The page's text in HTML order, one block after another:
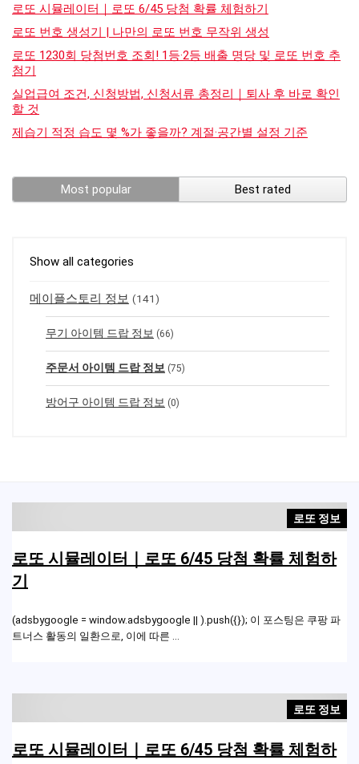
로또 시뮬레이터｜로또 6/45 당첨 확률 체험하기
로또 번호 생성기 | 나만의 로또 번호 무작위 생성
로또 1230회 당첨번호 조회! 1등·2등 배출 명당 및 로또 번호 추
첨기
실업급여 조건, 신청방법, 신청서류 총정리｜퇴사 후 바로 확인
할 것
제습기 적정 습도 몇 %가 좋을까? 계절·공간별 설정 기준
Most popular Best rated
Show all categories
메이플스토리 정보 (141)
무기 아이템 드랍 정보 (66)
주문서 아이템 드랍 정보 (75)
방어구 아이템 드랍 정보 (0)
로또 정보
로또 시뮬레이터｜로또 6/45 당첨 확률 체험하
기
(adsbygoogle = window.adsbygoogle || ).push({}); 이 포스팅은 쿠팡 파
트너스 활동의 일환으로, 이에 따른 ...
로또 정보
로또 시뮬레이터｜로또 6/45 당첨 확률 체험하